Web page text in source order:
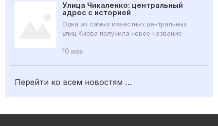
Улица Чикаленко: центральный
адрес с историей
Одна из самых известных центральных
улиц Киева получила новое название.
10 мая
Перейти ко всем новостям …